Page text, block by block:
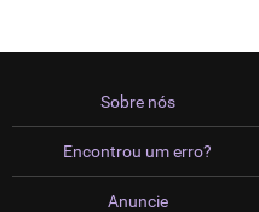
Sobre nós
Encontrou um erro?
Anuncie